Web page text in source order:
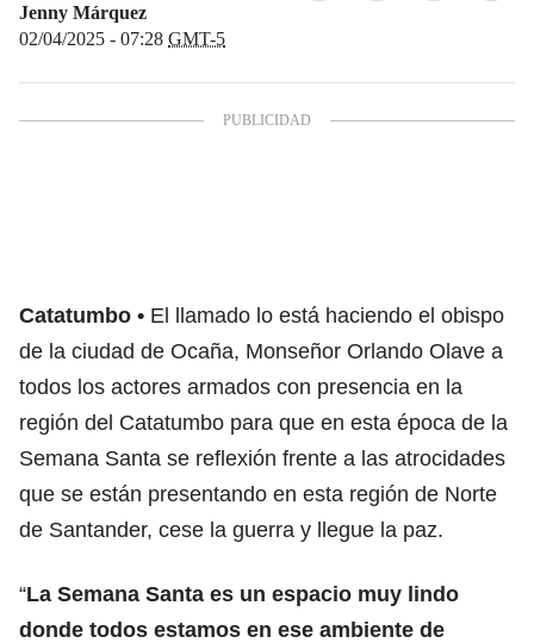
Jenny Márquez
02/04/2025 - 07:28 GMT-5
Catatumbo
El llamado lo está haciendo el obispo
de la ciudad de Ocaña, Monseñor Orlando Olave a
todos los actores armados con presencia en la
región del Catatumbo para que en esta época de la
Semana Santa se reflexión frente a las atrocidades
que se están presentando en esta región de Norte
de Santander, cese la guerra y llegue la paz.
“La Semana Santa es un espacio muy lindo
donde todos estamos en ese ambiente de